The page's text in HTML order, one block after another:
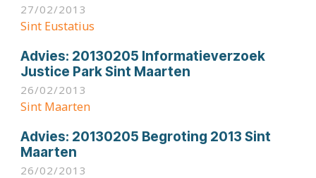
27/02/2013
Sint Eustatius
Advies: 20130205 Informatieverzoek
Justice Park Sint Maarten
26/02/2013
Sint Maarten
Advies: 20130205 Begroting 2013 Sint
Maarten
26/02/2013